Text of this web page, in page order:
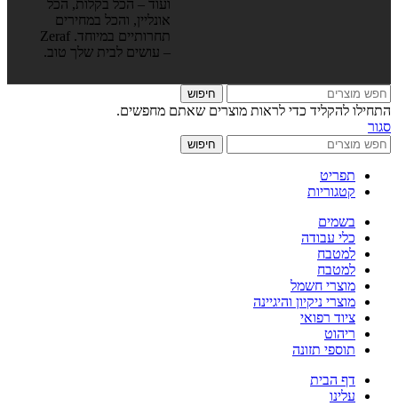
ועוד – הכל בקלות, הכל
אונליין, והכל במחירים
תחרותיים במיוחד. Zeraf
– עושים לבית שלך טוב.
חיפוש
התחילו להקליד כדי לראות מוצרים שאתם מחפשים.
סגור
חיפוש
תפריט
קטגוריות
בשמים
כלי עבודה
למטבח
למטבח
מוצרי חשמל
מוצרי ניקיון והיגיינה
ציוד רפואי
ריהוט
תוספי תזונה
דף הבית
עלינו